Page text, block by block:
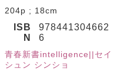
204p ; 18cm
ISB
N
978441304662
6
青春新書intelligence||セイ
シュン シンショ